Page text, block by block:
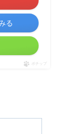
る
ポチップ